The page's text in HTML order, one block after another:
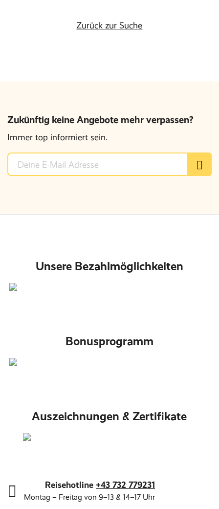
Zurück zur Suche
Zukünftig keine Angebote mehr verpassen?
Immer top informiert sein.
Unsere Bezahlmöglichkeiten
Bonusprogramm
Auszeichnungen & Zertifikate
Reisehotline +43 732 779231
Montag – Freitag von 9–13 & 14–17 Uhr